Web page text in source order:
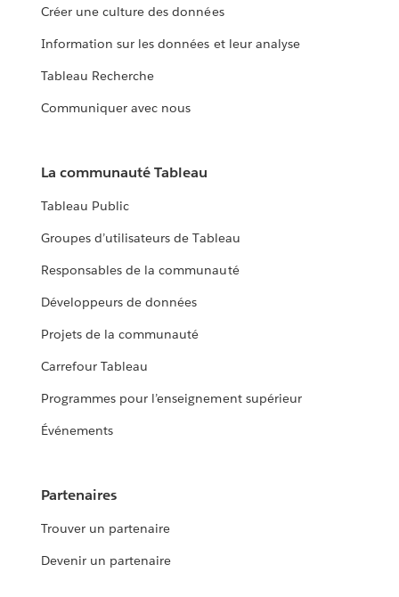
Créer une culture des données
Information sur les données et leur analyse
Tableau Recherche
Communiquer avec nous
La communauté Tableau
Tableau Public
Groupes d’utilisateurs de Tableau
Responsables de la communauté
Développeurs de données
Projets de la communauté
Carrefour Tableau
Programmes pour l’enseignement supérieur
Événements
Partenaires
Trouver un partenaire
Devenir un partenaire